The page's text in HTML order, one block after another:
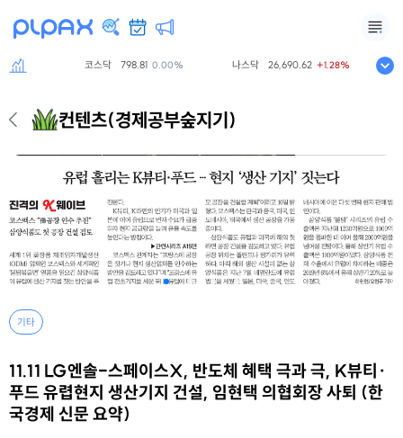
코스닥 798.81 0.00% 나스닥 26,690.62 +1.28%
컨텐츠(경제공부숲지기)
기타
11.11 LG엔솔-스페이스X, 반도체 혜택 극과 극, K뷰티·
푸드 유렵현지 생산기지 건설, 임현택 의협회장 사퇴 (한
국경제 신문 요약)